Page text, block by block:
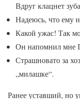
Вдруг клацнет
Надеюсь, что ему
Какой ужас! Так
Он напомнил мне
Страшновато за
„милашке“.
Ранее уставший, но